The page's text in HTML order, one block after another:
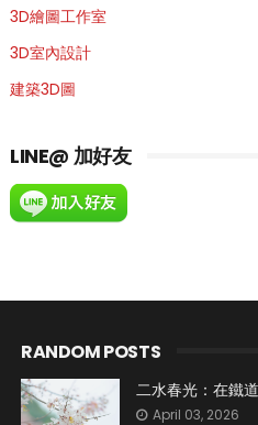
3D繪圖工作室
3D室內設計
建築3D圖
LINE@ 加好友
RANDOM POSTS
二水春光：在鐵
April 03, 2026